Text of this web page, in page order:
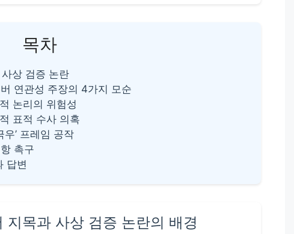
목차
상 검증 논란
연관성 주장의 4가지 모순
논리의 위험성
표적 수사 의혹
’ 프레임 공작
촉구
답변
목과 사상 검증 논란의 배경